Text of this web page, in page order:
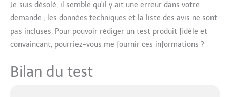
Je suis désolé, il semble qu’il y ait une erreur dans votre
demande ; les données techniques et la liste des avis ne sont
pas incluses. Pour pouvoir rédiger un test produit fidèle et
convaincant, pourriez-vous me fournir ces informations ?
Bilan du test